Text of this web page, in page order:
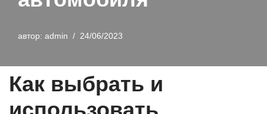
автор: admin 24/06/2023
Как выбрать и